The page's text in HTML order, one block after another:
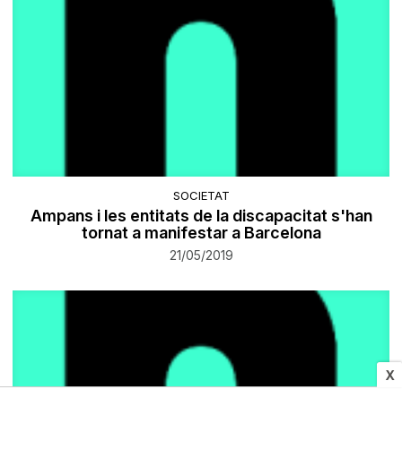
X
SOCIETAT
Ampans i les entitats de la discapacitat s'han
tornat a manifestar a Barcelona
21/05/2019